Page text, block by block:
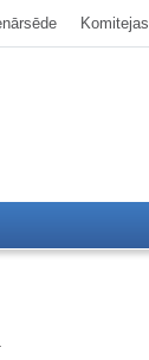
Komitejas